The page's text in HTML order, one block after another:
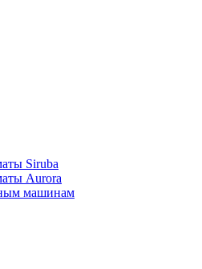
Siruba
Aurora
машинам